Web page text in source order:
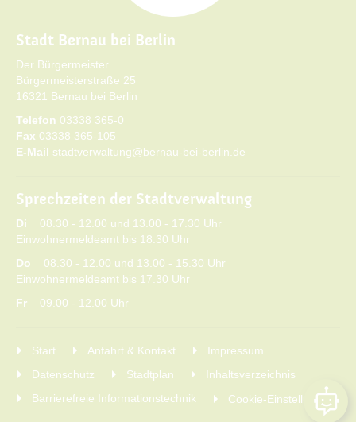
Stadt Bernau bei Berlin
Der Bürgermeister
Bürgermeisterstraße 25
16321 Bernau bei Berlin
Telefon 03338 365-0
Fax 03338 365-105
E-Mail stadtverwaltung@bernau-bei-berlin.de
Sprechzeiten der Stadtverwaltung
Di 08.30 - 12.00 und 13.00 - 17.30 Uhr
Einwohnermeldeamt bis 18.30 Uhr
Do 08.30 - 12.00 und 13.00 - 15.30 Uhr
Einwohnermeldeamt bis 17.30 Uhr
Fr 09.00 - 12.00 Uhr
Start Anfahrt & Kontakt
Impressum
Datenschutz
Stadtplan
Inhaltsverzeichnis
Barrierefreie Informationstechnik
Cookie-Einstellungen